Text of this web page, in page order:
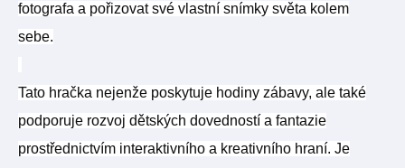
fotografa a pořizovat své vlastní snímky světa kolem
sebe.
Tato hračka nejenže poskytuje hodiny zábavy, ale také
podporuje rozvoj dětských dovedností a fantazie
prostřednictvím interaktivního a kreativního hraní. Je